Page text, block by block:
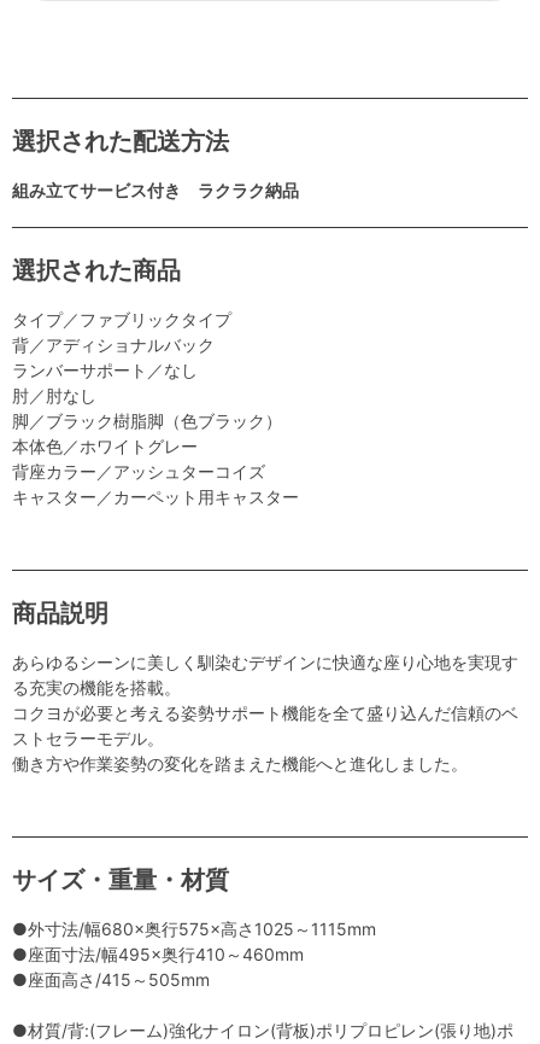
選択された配送方法
組み立てサービス付き ラクラク納品
選択された商品
タイプ／ファブリックタイプ
背／アディショナルバック
ランバーサポート／なし
肘／肘なし
脚／ブラック樹脂脚（色ブラック）
本体色／ホワイトグレー
背座カラー／アッシュターコイズ
キャスター／カーペット用キャスター
商品説明
あらゆるシーンに美しく馴染むデザインに快適な座り心地を実現す
る充実の機能を搭載。
コクヨが必要と考える姿勢サポート機能を全て盛り込んだ信頼のベ
ストセラーモデル。
働き方や作業姿勢の変化を踏まえた機能へと進化しました。
サイズ・重量・材質
●外寸法/幅680×奥行575×高さ1025～1115mm
●座面寸法/幅495×奥行410～460mm
●座面高さ/415～505mm
●材質/背:(フレーム)強化ナイロン(背板)ポリプロピレン(張り地)ポ